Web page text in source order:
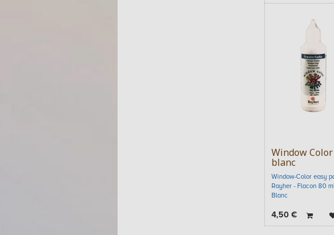
Window Color
blanc
Window-Color easy
Rayher - Flacon 80
Blanc
4,50€